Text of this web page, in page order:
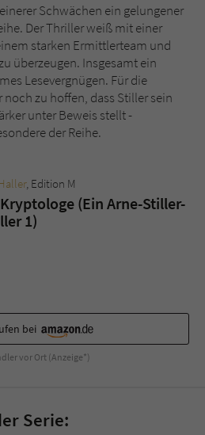
Schwächen ein gelungener
Der Thriller weiß mit einer
starken Ermittlerteam und
überzeugen. Insgesamt ein
Lesevergnügen. Für die
zu hoffen, dass Stiller sein
unter Beweis stellt -
der Reihe.
, Edition M
(Ein Arne-Stiller-
1)
bei
vor Ort (Anzeige*)
Serie: